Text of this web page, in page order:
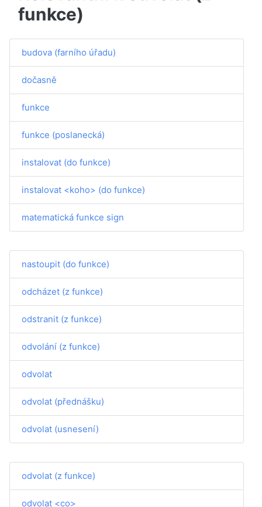
funkce)
budova (farního úřadu)
dočasně
funkce
funkce (poslanecká)
instalovat (do funkce)
instalovat <koho> (do funkce)
matematická funkce sign
nastoupit (do funkce)
odcházet (z funkce)
odstranit (z funkce)
odvolání (z funkce)
odvolat
odvolat (přednášku)
odvolat (usnesení)
odvolat (z funkce)
odvolat <co>